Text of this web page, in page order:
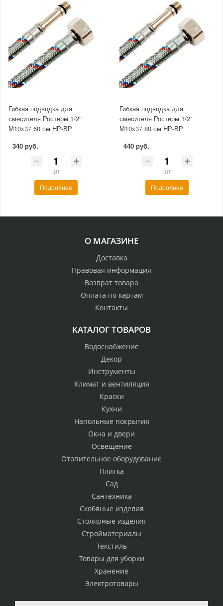
Гибкая подводка для
смесителя Ростерм 1/2"
М10x37 60 см НР-ВР
340 руб.
шт
Подробнее
Гибкая подводка для
смесителя Ростерм 1/2"
М10х37 80 см НР-ВР
440 руб.
шт
Подробнее
О МАГАЗИНЕ
Доставка
Правовая информация
Возврат товара
Оплата по картам
Контакты
КАТАЛОГ ТОВАРОВ
Водоснабжение
Декор
Инструменты
Климат и вентиляция
Краски
Кухни
Напольные покрытия
Окна и двери
Освещение
Отопительное оборудование
Плитка
Сад
Сантехника
Скобяные изделия
Столярные изделия
Стройматериалы
Текстиль
Товары для уборки
Хранение
Электротовары